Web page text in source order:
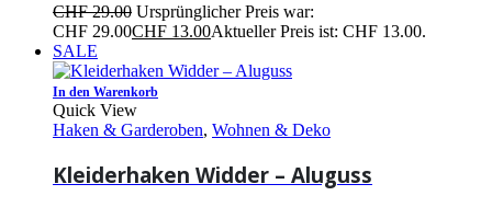
CHF29.00 Ursprünglicher Preis war:
CHF 29.00CHF 13.00Aktueller Preis ist: CHF 13.00.
SALE
In den Warenkorb
Quick View
Haken & Garderoben, Wohnen & Deko
Kleiderhaken Widder – Aluguss